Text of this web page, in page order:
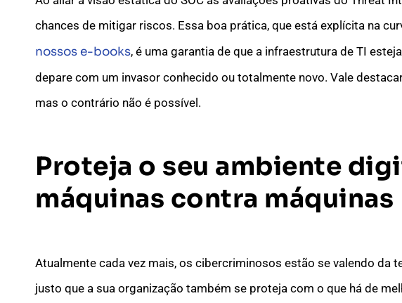
chances de mitigar riscos. Essa boa prática, que está explícita na
nossos e-books, é uma garantia de que a infraestrutura de TI
depare com um invasor conhecido ou totalmente novo. Vale
mas o contrário não é possível.
Proteja o seu ambiente
máquinas contra máquinas
Atualmente cada vez mais, os cibercriminosos estão se valendo da
justo que a sua organização também se proteja com o que há de